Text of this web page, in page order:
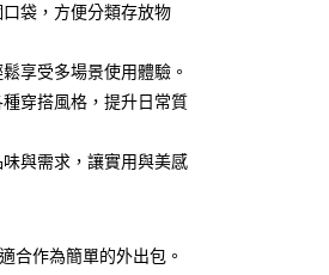
的支付方式。 讓您購物簡單
。
帳。
袋，方便分類存放物
享受多場景使用體驗。
穿搭風格，提升日常質
與需求，讓實用與美感
合作為簡單的外出包。